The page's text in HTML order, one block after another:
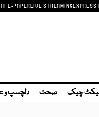
E-PAPERLIVE STREAMINGEXPRESS
چیک صحت دلچسپ و